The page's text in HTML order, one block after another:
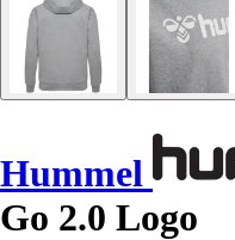
Hummel
Go 2.0 Logo